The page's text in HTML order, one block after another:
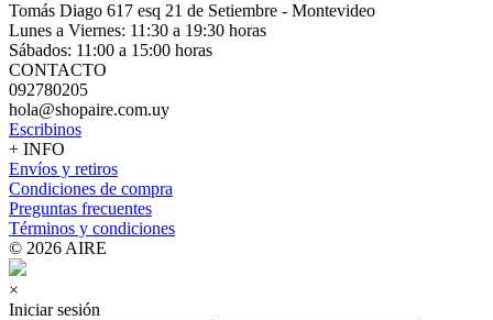
Tomás Diago 617 esq 21 de Setiembre - Montevideo
Lunes a Viernes: 11:30 a 19:30 horas
Sábados: 11:00 a 15:00 horas
CONTACTO
092780205
hola@shopaire.com.uy
Escribinos
+ INFO
Envíos y retiros
Condiciones de compra
Preguntas frecuentes
Términos y condiciones
© 2026 AIRE
×
Iniciar sesión